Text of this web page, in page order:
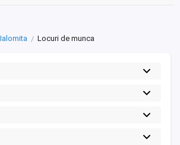
Ialomita Locuri de munca